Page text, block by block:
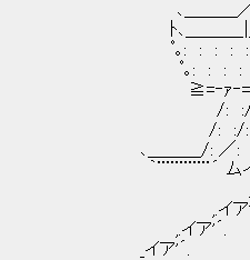
､＿＿＿／: /: :/ }ニ
ﾄ､＿＿＿_|_／: :/ /ニ
ﾟ｡: : : : : : :./ /ニニニ
ﾟ｡: : : : : :／ /ニニニ
≧=‐ｧ‐=≦: :|ニニニニ
/: :/: : :|ニニニニニ
/: :/: /:!ﾘ＼ニニﾆﾆ
､＿＿＿/: ／: /／ ﾟ｡
｀¨¨¨¨¨¨´ ムイ. ,.イ
,.イア'´.... | ﾄ､___/
,.イア'´. | | /二二
,.イア'´. | | ハ二二
_イア'´. | |/ Ⅴ二ニ